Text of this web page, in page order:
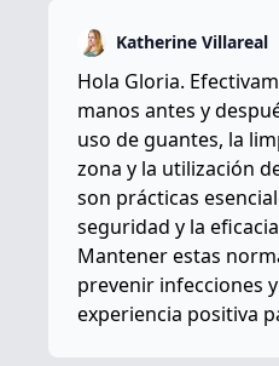
Katherine Villareal
Hola Gloria.
manos antes y
uso de guantes, la
zona y la utilización
son prácticas
seguridad y la
Mantener estas
prevenir infecciones
experiencia positiva